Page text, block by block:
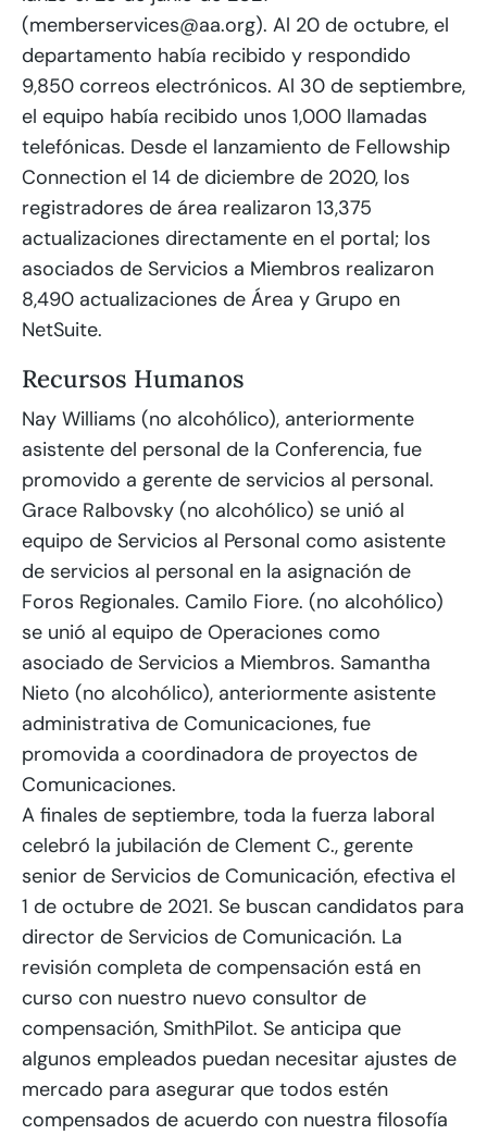
(memberservices@aa.org). Al 20 de octubre, el
departamento había recibido y respondido
9,850 correos electrónicos. Al 30 de septiembre,
el equipo había recibido unos 1,000 llamadas
telefónicas. Desde el lanzamiento de Fellowship
Connection el 14 de diciembre de 2020, los
registradores de área realizaron 13,375
actualizaciones directamente en el portal; los
asociados de Servicios a Miembros realizaron
8,490 actualizaciones de Área y Grupo en
NetSuite.
Recursos Humanos
Nay Williams (no alcohólico), anteriormente
asistente del personal de la Conferencia, fue
promovido a gerente de servicios al personal.
Grace Ralbovsky (no alcohólico) se unió al
equipo de Servicios al Personal como asistente
de servicios al personal en la asignación de
Foros Regionales. Camilo Fiore. (no alcohólico)
se unió al equipo de Operaciones como
asociado de Servicios a Miembros. Samantha
Nieto (no alcohólico), anteriormente asistente
administrativa de Comunicaciones, fue
promovida a coordinadora de proyectos de
Comunicaciones.
A finales de septiembre, toda la fuerza laboral
celebró la jubilación de Clement C., gerente
senior de Servicios de Comunicación, efectiva el
1 de octubre de 2021. Se buscan candidatos para
director de Servicios de Comunicación. La
revisión completa de compensación está en
curso con nuestro nuevo consultor de
compensación, SmithPilot. Se anticipa que
algunos empleados puedan necesitar ajustes de
mercado para asegurar que todos estén
compensados de acuerdo con nuestra filosofía